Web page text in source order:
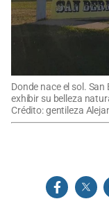
Donde nace el sol.
exhibir su belleza
Crédito: gentileza